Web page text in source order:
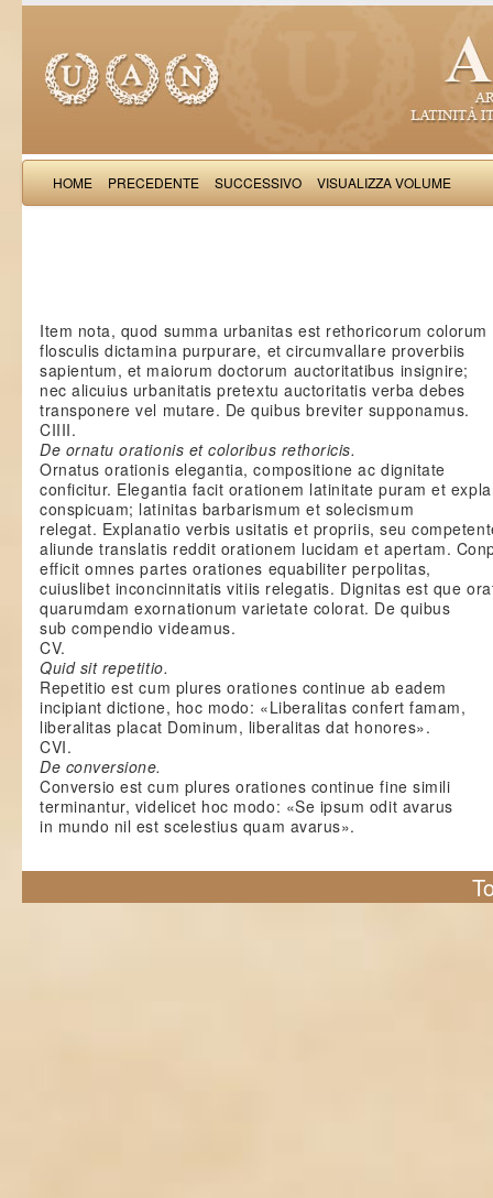
HOME PRECEDENTE SUCCESSIVO VISUALIZZA VOLUME
Item nota, quod summa urbanitas est rethoricorum colorum
flosculis dictamina purpurare, et circumvallare proverbiis
sapientum, et maiorum doctorum auctoritatibus insignire;
nec alicuius urbanitatis pretextu auctoritatis verba debes
transponere vel mutare. De quibus breviter supponamus.
CIIII.
De ornatu orationis et coloribus rethoricis.
Ornatus orationis elegantia, compositione ac dignitate
conficitur. Elegantia facit orationem latinitate puram et
conspicuam; latinitas barbarismum et solecismum
relegat. Explanatio verbis usitatis et propriis, seu
aliunde translatis reddit orationem lucidam et apertam.
efficit omnes partes orationes equabiliter perpolitas,
cuiuslibet inconcinnitatis vitiis relegatis. Dignitas est que
quarumdam exornationum varietate colorat. De quibus
sub compendio videamus.
CV.
Quid sit repetitio.
Repetitio est cum plures orationes continue ab eadem
incipiant dictione, hoc modo: «Liberalitas confert famam,
liberalitas placat Dominum, liberalitas dat honores».
CVI.
De conversione.
Conversio est cum plures orationes continue fine simili
terminantur, videlicet hoc modo: «Se ipsum odit avarus
in mundo nil est scelestius quam avarus».